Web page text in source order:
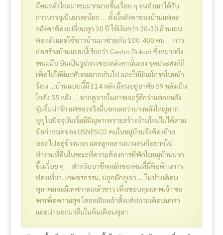
มีคนหลั่งไหลมาชมมากมายขึ้นเรื่อย ๆ จนต่อมาได้รับ
การบรรจุเป็นมรดกโลก … ทั้งนี้หลังคาของบ้านแต่ละ
หลังคาต้องเปลี่ยนทุก 30 ปี ใช้เงินกว่า 20-30 ล้านเยน
ต่อหลังและใช้ชาวบ้านมาช่วยกัน 100-400 คน … การ
ก่อสร้างบ้านแบบนี้เรียกว่า Gasho Dukuri ซึ่งหมายถึง
พนมมือ อันเป็นรูปทรงของหลังคานั่นเอง จุดประสงค์ก็
เพื่อไม่ให้หิมะทับถมมากเกินไป และให้มีลมโกรกในหน้า
ร้อน …บ้านแบบนี้มี 114 หลัง มีคนอยู่อาศัย 59 หลังเป็น
โกดัง 55 หลัง … หากดูจากในภาพจะรู้สึกว่าแต่ละหลัง
จุ๋มจิ๋มน่ารัก แต่ของจริงนี่บอกเลยว่าบางหลังใหญ่มาก
หุหุ ในปัจจุบันเริ่มมีปัญหาเพราะสร้างบ้านใหม่ไม่ได้ตาม
ข้อกำหนดของ USNESCO คนในหมู่บ้านจึงต้องย้าย
ออกไปอยู่ข้างนอก และลูกหลานบางคนก็อยากไป
ทำงานที่อื่นในขณะที่ความต้องการที่พักในหมู่บ้านมาก
ขึ้นเรื่อย ๆ … สำหรับอาชีพหลักของคนที่นี่คือด้านการ
ท่องเที่ยว, เกษตรกรรม, ปลูกผักภูเขา … ในช่วงเดือน
ตุลาคมจะมีเทศกาลเหล้าขาว เพื่อขอบคุณเทพเจ้า ขอ
พรเพื่อความสุข โดยหมักเหล้าตั้งแต่ปลายเดือนมกรา
และนำออกมาดื่มในต้นเดือนตุลา